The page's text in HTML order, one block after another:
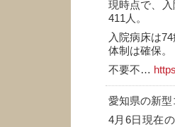
現時点で、
411人。
入院病床は
体制は確保。
不要不…
愛知県の新
4月6日現在